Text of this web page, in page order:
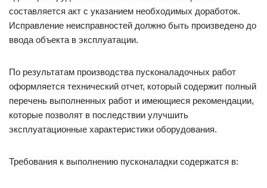
составляется акт с указанием необходимых доработок.
Исправление неисправностей должно быть произведено до
ввода объекта в эксплуатации.
По результатам производства пусконаладочных работ
оформляется технический отчет, который содержит полный
перечень выполненных работ и имеющиеся рекомендации,
которые позволят в последствии улучшить
эксплуатационные характеристики оборудования.
Требования к выполнению пусконаладки содержатся в: